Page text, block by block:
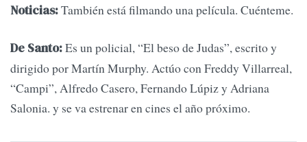
Noticias:También está filmando una película. Cuénteme.
De Santo:Es un policial, “El beso de Judas”, escrito y
dirigido por Martín Murphy. Actúo con Freddy Villarreal,
“Campi”, Alfredo Casero, Fernando Lúpiz y Adriana
Salonia. y se va estrenar en cines el año próximo.